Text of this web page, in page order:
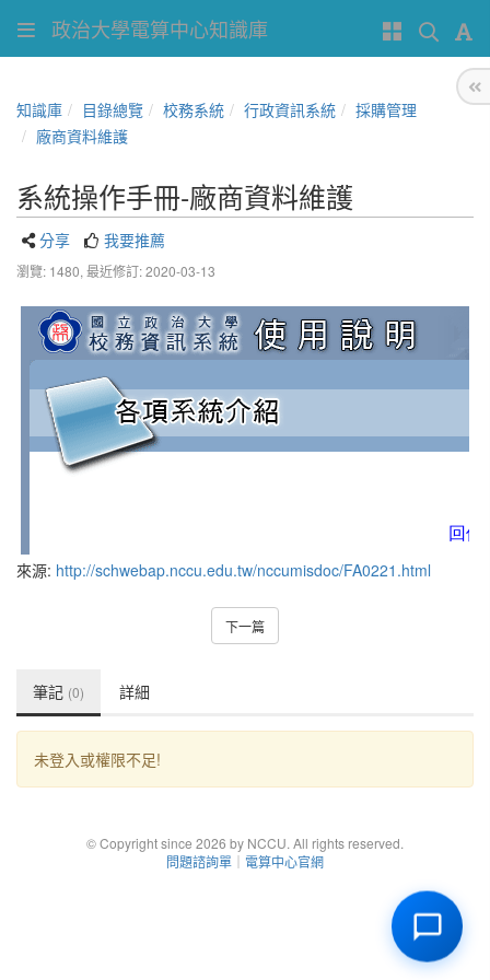
政治大學電算中心知識庫
知識庫 目錄總覽 校務系統 行政資訊系統
採購管理
廠商資料維護
系統操作手冊-廠商資料維護
分享 我要推薦
瀏覽: 1480, 最近修訂: 2020-03-13
來源: http://schwebap.nccu.edu.tw/nccumisdoc/FA0221.html
下一篇
筆記 (0) 詳細
未登入或權限不足!
© Copyright since 2026 by NCCU. All rights reserved.
問題諮詢單 ｜ 電算中心官網